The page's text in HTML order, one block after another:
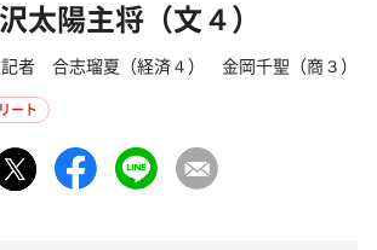
太陽主将（文４）
記者 合志瑠夏（経済４） 金岡千聖（商３）
ート